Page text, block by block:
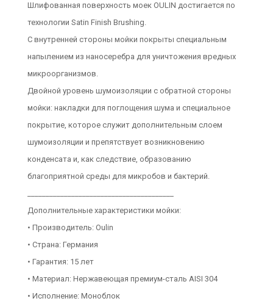
Шлифованная поверхность моек OULIN достигается по
технологии Satin Finish Brushing.
С внутренней стороны мойки покрыты специальным
напылением из наносеребра для уничтожения вредных
микроорганизмов.
Двойной уровень шумоизоляции с обратной стороны
мойки: накладки для поглощения шума и специальное
покрытие, которое служит дополнительным слоем
шумоизоляции и препятствует возникновению
конденсата и, как следствие, образованию
благоприятной среды для микробов и бактерий.
Дополнительные характеристики мойки:
• Производитель: Oulin
• Страна: Германия
• Гарантия: 15 лет
• Материал: Нержавеющая премиум-сталь AISI 304
• Исполнение: Моноблок